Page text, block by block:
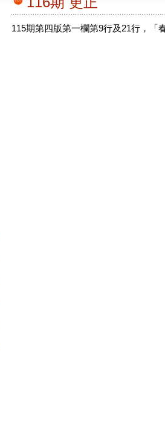
115期第四版第一欄第9行及21行，「